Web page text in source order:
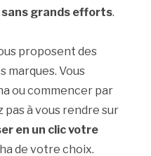
sans grands efforts.
proposent des
marques. Vous
ou commencer par
pas à vous rendre sur
en un clic votre
de votre choix.